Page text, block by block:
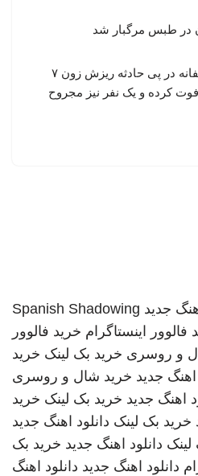
دادستان طبس گفت:متاسفانه در پی حادثه ریزش زون ۷
کرده و یک نفر نیز مجروح
جدید Spanish Shadowing
فالوور اینستاگرام خرید فالوور
و روسری خرید بک لینک خرید
اهنگ جدید خرید شال و روسری
اهنگ جدید خرید بک لینک خرید
خرید بک لینک دانلود اهنگ جدید
دانلود اهنگ جدید خرید بک
دانلود اهنگ جدید دانلود اهنگ